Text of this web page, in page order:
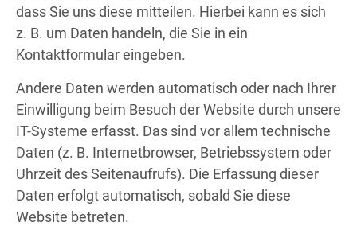
dass Sie uns diese mitteilen. Hierbei kann es sich
z. B. um Daten handeln, die Sie in ein
Kontaktformular eingeben.
Andere Daten werden automatisch oder nach Ihrer
Einwilligung beim Besuch der Website durch unsere
IT-Systeme erfasst. Das sind vor allem technische
Daten (z. B. Internetbrowser, Betriebssystem oder
Uhrzeit des Seitenaufrufs). Die Erfassung dieser
Daten erfolgt automatisch, sobald Sie diese
Website betreten.